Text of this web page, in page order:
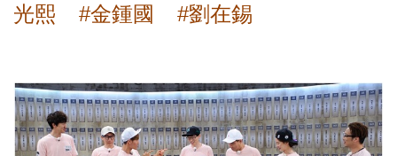
光熙
#金鍾國 #劉在錫